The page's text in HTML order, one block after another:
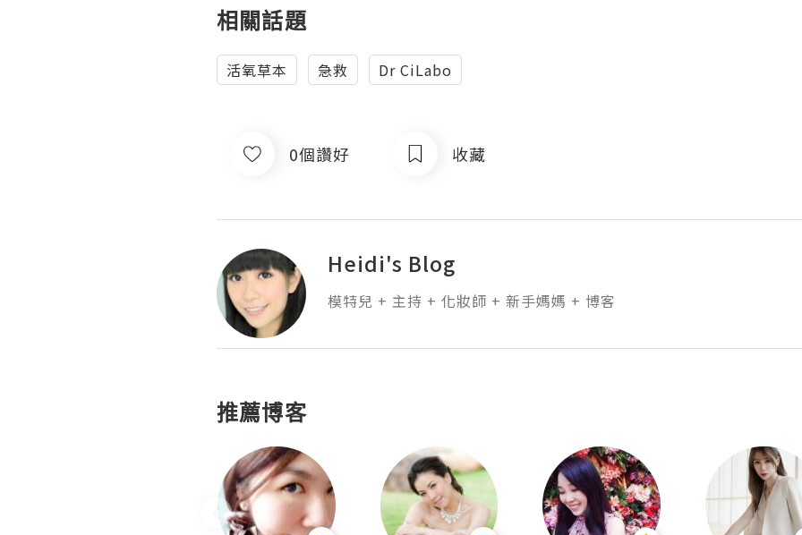
相關話題
活氧草本 急救 Dr CiLabo
0個讚好 收藏
Heidi's Blog
模特兒 + 主持 + 化妝師 + 新手媽媽 + 博客
推薦博客